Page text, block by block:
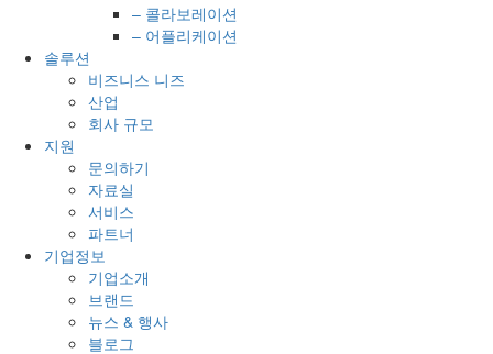
– 콜라보레이션
– 어플리케이션
솔루션
비즈니스 니즈
산업
회사 규모
지원
문의하기
자료실
서비스
파트너
기업정보
기업소개
브랜드
뉴스 & 행사
블로그